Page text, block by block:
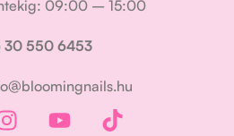
09:00 – 15:00
30 550 6453